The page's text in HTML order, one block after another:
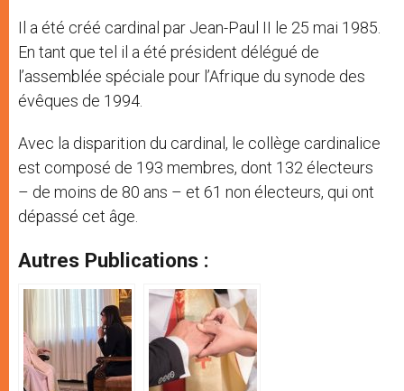
Il a été créé cardinal par Jean-Paul II le 25 mai 1985.
En tant que tel il a été président délégué de
l’assemblée spéciale pour l’Afrique du synode des
évêques de 1994.
Avec la disparition du cardinal, le collège cardinalice
est composé de 193 membres, dont 132 électeurs
– de moins de 80 ans – et 61 non électeurs, qui ont
dépassé cet âge.
Autres Publications :